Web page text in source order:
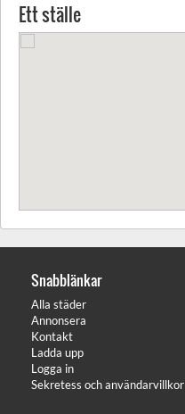
Ett ställe
Snabblänkar
Alla städer
Annonsera
Kontakt
Ladda upp
Logga in
Sekretess och användarvillkor